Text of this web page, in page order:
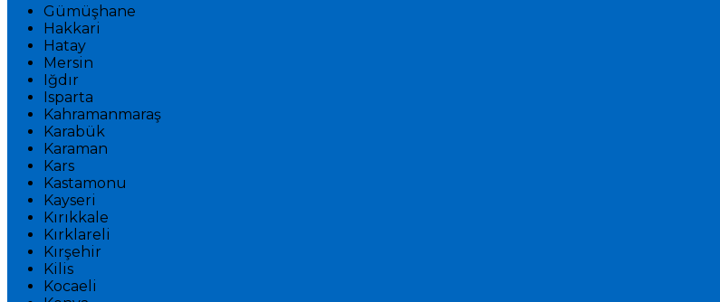
Gümüşhane
Hakkari
Hatay
Mersin
Iğdır
Isparta
Kahramanmaraş
Karabük
Karaman
Kars
Kastamonu
Kayseri
Kırıkkale
Kırklareli
Kırşehir
Kilis
Kocaeli